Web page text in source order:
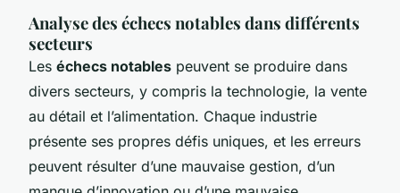
Analyse des échecs notables dans différents
secteurs
Les échecs notables peuvent se produire dans
divers secteurs, y compris la technologie, la vente
au détail et l’alimentation. Chaque industrie
présente ses propres défis uniques, et les erreurs
peuvent résulter d’une mauvaise gestion, d’un